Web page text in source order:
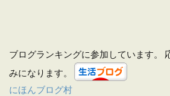
ブログランキングに参加しています。
みになります。
にほんブログ村